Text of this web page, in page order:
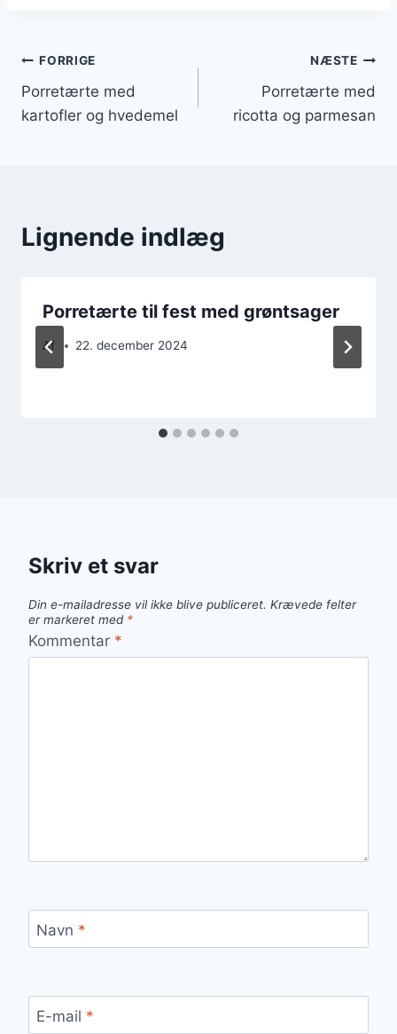
Indlægsnavigation
FORRIGE
Porretærte med
kartofler og hvedemel
NÆSTE
Porretærte med
ricotta og parmesan
Lignende indlæg
Porretærte til fest med grøntsager
Af 22. december 2024
Skriv et svar
Din e-mailadresse vil ikke blive publiceret. Krævede felter
er markeret med *
Kommentar *
Navn *
E-mail *